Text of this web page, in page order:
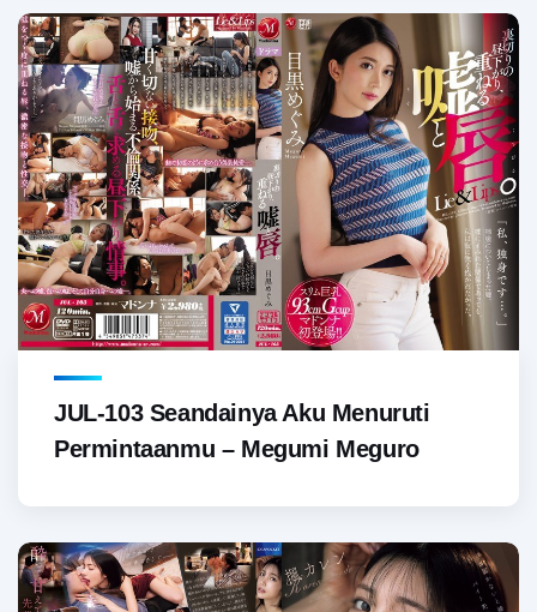
JUL-103 Seandainya Aku Menuruti
Permintaanmu – Megumi Meguro